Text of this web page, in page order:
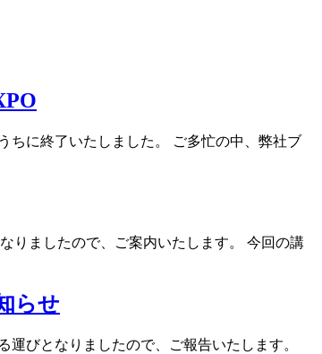
ちに終了いたしました。 ご多忙の中、弊社ブ
りましたので、ご案内いたします。 今回の講
らせ
びとなりましたので、ご報告いたします。